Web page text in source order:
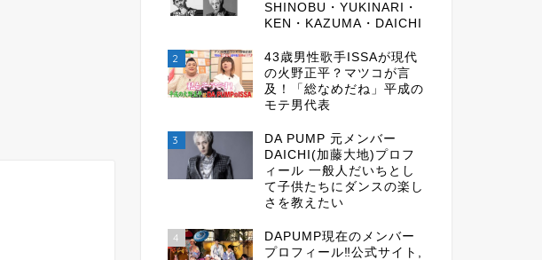
SHINOBU・YUKINARI・
KEN・KAZUMA・DAICHI
2
43歳男性歌手ISSAが現代
の火野正平？マツコが言
及！「総なめだね」平成の
モテ男代表
3
DA PUMP 元メンバー
DAICHI(加藤大地)プロフ
ィール 一般人だいちとし
て子供たちにダンスの楽し
さを教えたい
4
DAPUMP現在のメンバー
プロフィール‼公式サイト,